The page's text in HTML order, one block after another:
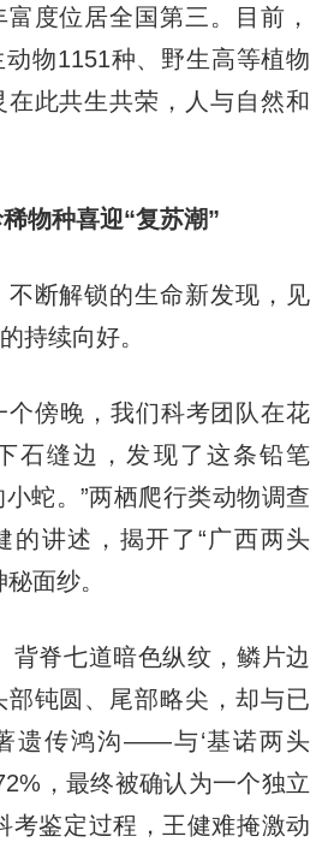
度位居全国第三。目前，
物1151种、野生高等植物
此共生共荣，人与自然和
种喜迎“复苏潮”
断解锁的生命新发现，见
持续向好。
傍晚，我们科考团队在花
石缝边，发现了这条铅笔
蛇。”两栖爬行类动物调查
的讲述，揭开了“广西两头
面纱。
脊七道暗色纵纹，鳞片边
钝圆、尾部略尖，却与已
遗传鸿沟——与‘基诺两头
，最终被确认为一个独立
考鉴定过程，王健难掩激动